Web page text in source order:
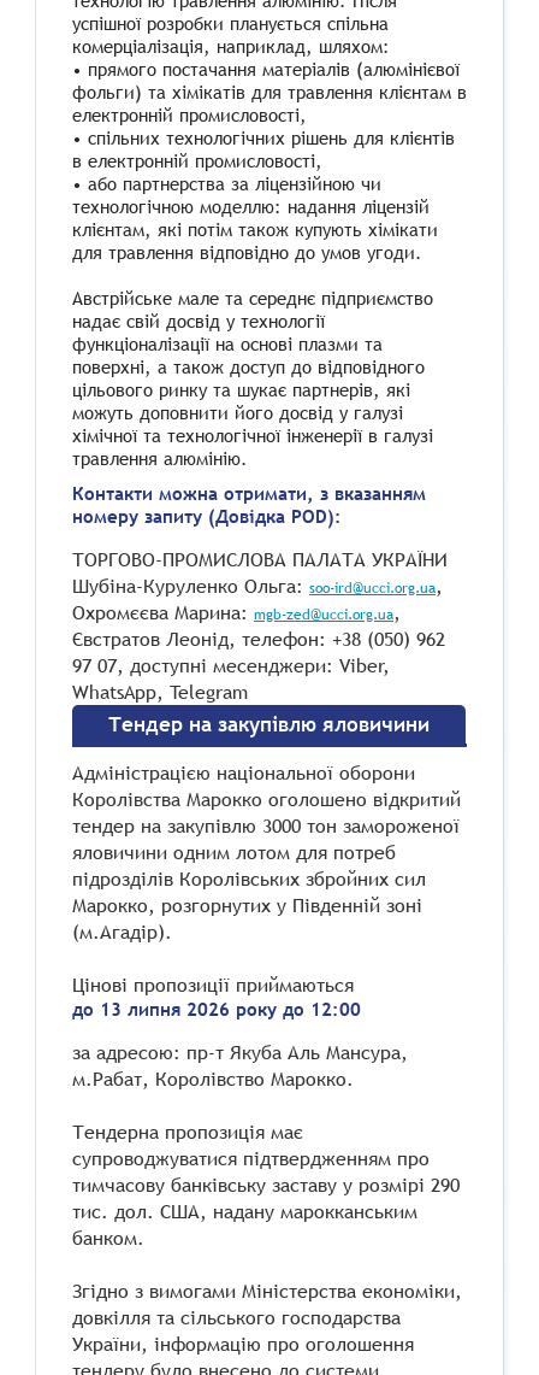
успішної розробки планується спільна
комерціалізація, наприклад, шляхом:
• прямого постачання матеріалів (алюмінієвої
фольги) та хімікатів для травлення клієнтам в
електронній промисловості,
• спільних технологічних рішень для клієнтів
в електронній промисловості,
• або партнерства за ліцензійною чи
технологічною моделлю: надання ліцензій
клієнтам, які потім також купують хімікати
для травлення відповідно до умов угоди.
Австрійське мале та середнє підприємство
надає свій досвід у технології
функціоналізації на основі плазми та
поверхні, а також доступ до відповідного
цільового ринку та шукає партнерів, які
можуть доповнити його досвід у галузі
хімічної та технологічної інженерії в галузі
травлення алюмінію.
Контакти можна отримати, з вказанням
номеру запиту (Довідка POD):
ТОРГОВО-ПРОМИСЛОВА ПАЛАТА УКРАЇНИ
Шубіна-Куруленко Ольга: soo-ird@ucci.org.ua,
Охромєєва Марина: mgb-zed@ucci.org.ua,
Євстратов Леонід, телефон: +38 (050) 962
97 07, доступні месенджери: Viber,
WhatsApp, Telegram
Тендер на закупівлю яловичини
Адміністрацією національної оборони
Королівства Марокко оголошено відкритий
тендер на закупівлю 3000 тон замороженої
яловичини одним лотом для потреб
підрозділів Королівських збройних сил
Марокко, розгорнутих у Південній зоні
(м.Агадір).
Цінові пропозиції приймаються
до 13 липня 2026 року до 12:00
за адресою: пр-т Якуба Аль Мансура,
м.Рабат, Королівство Марокко.
Тендерна пропозиція має
супроводжуватися підтвердженням про
тимчасову банківську заставу у розмірі 290
тис. дол. США, надану марокканським
банком.
Згідно з вимогами Міністерства економіки,
довкілля та сільського господарства
України, інформацію про оголошення